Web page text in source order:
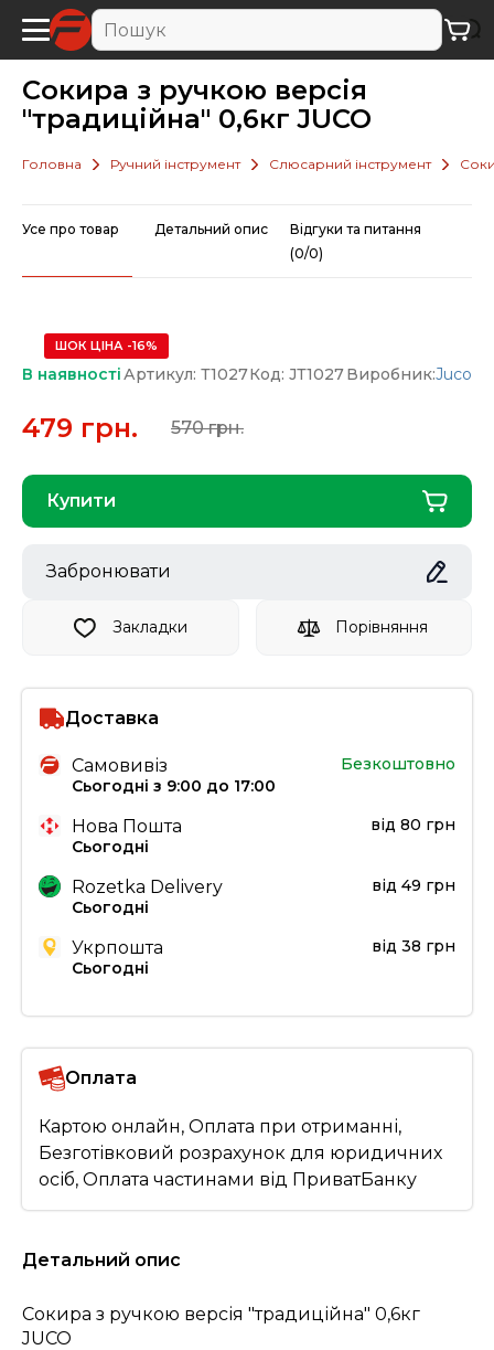
Сокира з ручкою версія
"традиційна" 0,6кг JUCO
Головна Ручний інструмент Слюсарний інструмент
Усе про товар Детальний опис
Відгуки та питання
(0/0)
ШОК ЦІНА -16%
В наявностіАртикул: Т1027Код: JТ1027Виробник:Juco
479 грн. 570 грн.
Купити
Забронювати
Закладки Порівняння
Доставка
Самовивіз
Сьогодні з 9:00 до 17:00
Безкоштовно
Нова Пошта
Сьогодні
від 80 грн
Rozetka Delivery
Сьогодні
від 49 грн
Укрпошта
Сьогодні
від 38 грн
Оплата
Картою онлайн, Оплата при отриманні,
Безготівковий розрахунок для юридичних
осіб, Оплата частинами від ПриватБанку
Детальний опис
Сокира з ручкою версія "традиційна" 0,6кг
JUCO